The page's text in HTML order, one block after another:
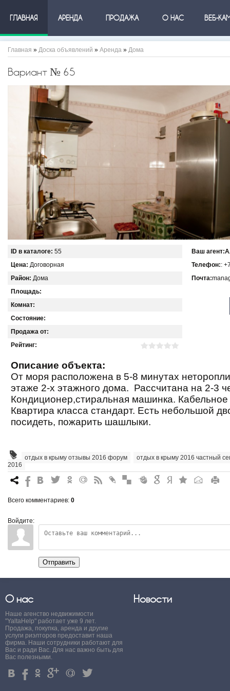
ГЛАВНАЯ АРЕНДА ПРОДАЖА О НАС ВЕБ-
Главная » Доска объявлений » Аренда » Дома
Вариант № 65
ID в каталоге: 55
Цена: Договорная
Район: Дома
Площадь:
Комнат:
Состояние:
Продажа от:
Рейтинг:
Ваш агент:
Телефон::
Почта:
Описание объекта:
От моря расположена в 5-8 минутах
этаже 2-х этажного дома. Рассчитана на 2-3
Кондиционер,стиральная машинка.
Квартира класса стандарт. Есть небольшой
посидеть, пожарить шашлыки.
отдых в крыму отзывы 2016 форум
отдых в крыму 2016 частный
2016
7 % 4 3 . + 0 * # " & 6 Q P R
Всего комментариев: 0
Войдите:
Отправить
О нас
Наше агенство недвижимости
"YaltaHelp" работает уже 9 лет.
Продажа, покупка, аренда и другие
услуги риэлторов предоставит наша
фирма. Наши сотрудники работают для
Вас и ради Вас. Для нас важно быть для
Вас полезными.
4 % . ' + 3
Новости